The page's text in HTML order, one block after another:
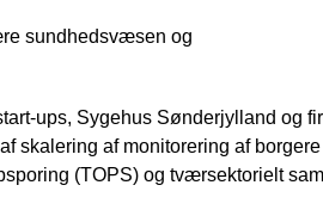
sundhedsvæsen og
ups, Sygehus Sønderjylland og
skalering af monitorering af
(TOPS) og tværsektorielt